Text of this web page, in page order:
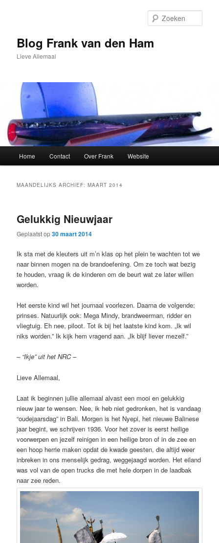
inhoud
inhoudBlog Frank van den Ham
Lieve Allemaal
Home Contact Over Frank Website
MAANDELIJKS ARCHIEF:MAART 2014
Gelukkig Nieuwjaar
Geplaatst op30 maart 2014
Ik sta met de kleuters uit m’n klas op het plein te wachten tot we
naar binnen mogen na de brandoefening. Om ze toch wat bezig
te houden, vraag ik de kinderen om de beurt wat ze later willen
worden.
Het eerste kind wil het journaal voorlezen. Daarna de volgende:
prinses. Natuurlijk ook: Mega Mindy, brandweerman, ridder en
vliegtuig. Eh nee, piloot. Tot ik bij het laatste kind kom. „Ik wil
niks worden.” Ik kijk hem vragend aan. „Ik blijf liever mezelf.”
– “Ikje” uit het NRC –
Lieve Allemaal,
Laat ik beginnen jullie allemaal alvast een mooi en gelukkig
nieuw jaar te wensen. Nee, ik heb niet gedronken, het is vandaag
“oudejaarsdag” in Bali. Morgen is het Nyepi, het nieuwe Balinese
jaar begint, we schrijven 1936. Voor het zover is eerst heilige
voorwerpen en jezelf reinigen in een heilige bron of in de zee en
een hoop herrie maken opdat de kwade geesten, die altijd weer
inbreken in ons menselijk gedrag, weggejaagd worden. Het eiland
was vol van de open trucks die met hele dorpen in de laadbak
naar zee reden.